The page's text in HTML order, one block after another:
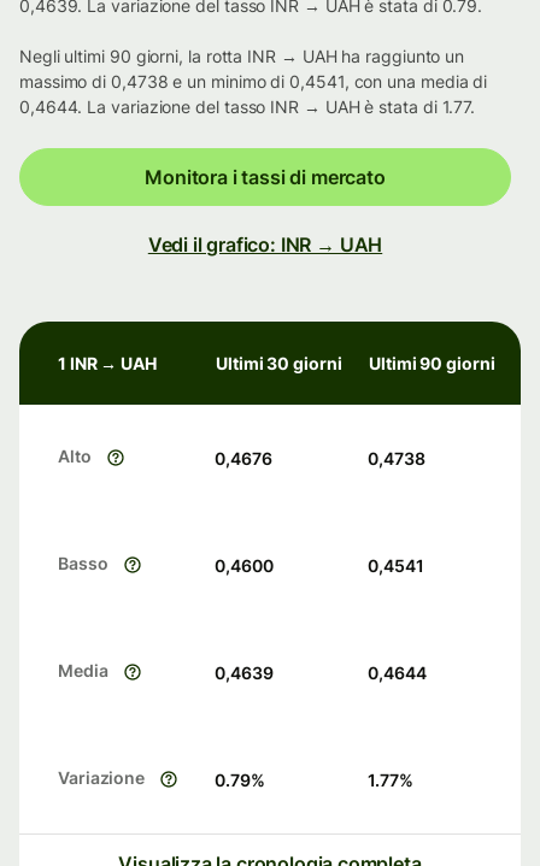
0,4639. La variazione del tasso INR → UAH è stata di 0.79.
Negli ultimi 90 giorni, la rotta INR → UAH ha raggiunto un
massimo di 0,4738 e un minimo di 0,4541, con una media di
0,4644. La variazione del tasso INR → UAH è stata di 1.77.
Monitora i tassi di mercato
Vedi il grafico: INR → UAH
1 INR → UAH Ultimi 30 giorni Ultimi 90 giorni
Alto 0,4676 0,4738
Basso 0,4600 0,4541
Media 0,4639 0,4644
Variazione 0.79% 1.77%